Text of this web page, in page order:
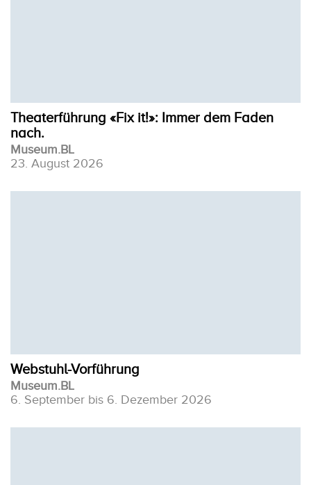
Theaterführung «Fix it!»: Immer dem Faden
nach.
Museum.BL
23. August 2026
Webstuhl-Vorführung
Museum.BL
6. September bis 6. Dezember 2026